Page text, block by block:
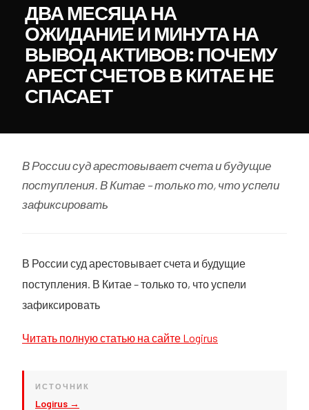
ДВА МЕСЯЦА НА
ОЖИДАНИЕ И МИНУТА НА
ВЫВОД АКТИВОВ: ПОЧЕМУ
АРЕСТ СЧЕТОВ В КИТАЕ НЕ
СПАСАЕТ
В России суд арестовывает счета и будущие
поступления. В Китае – только то, что успели
зафиксировать
В России суд арестовывает счета и будущие
поступления. В Китае – только то, что успели
зафиксировать
Читать полную статью на сайте Logirus
ИСТОЧНИК
Logirus →